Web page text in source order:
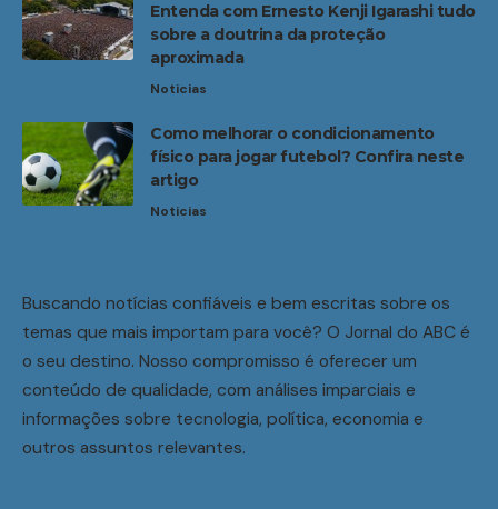
Entenda com Ernesto Kenji Igarashi tudo
sobre a doutrina da proteção
aproximada
Noticias
Como melhorar o condicionamento
físico para jogar futebol? Confira neste
artigo
Noticias
Buscando notícias confiáveis e bem escritas sobre os
temas que mais importam para você? O Jornal do ABC é
o seu destino. Nosso compromisso é oferecer um
conteúdo de qualidade, com análises imparciais e
informações sobre tecnologia, política, economia e
outros assuntos relevantes.